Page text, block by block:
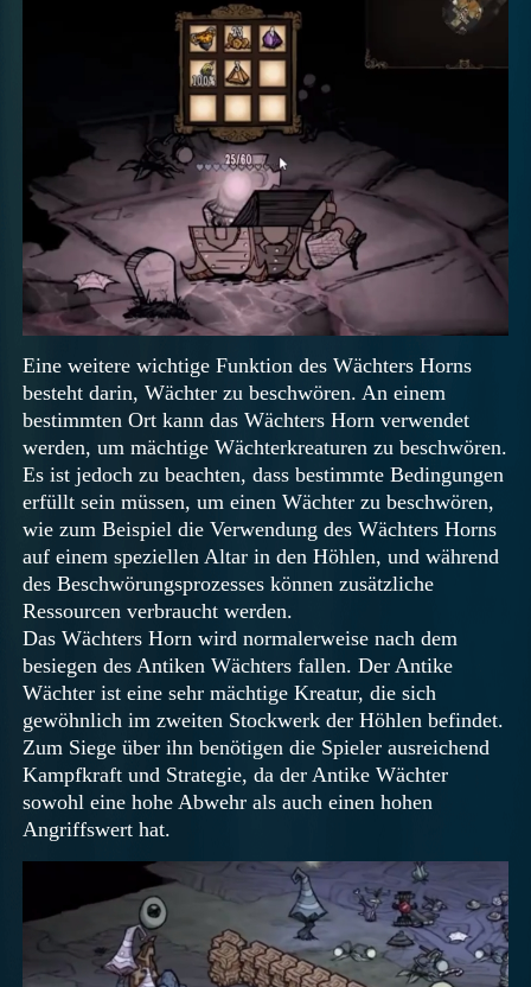
Eine weitere wichtige Funktion des Wächters Horns
besteht darin, Wächter zu beschwören. An einem
bestimmten Ort kann das Wächters Horn verwendet
werden, um mächtige Wächterkreaturen zu beschwören.
Es ist jedoch zu beachten, dass bestimmte Bedingungen
erfüllt sein müssen, um einen Wächter zu beschwören,
wie zum Beispiel die Verwendung des Wächters Horns
auf einem speziellen Altar in den Höhlen, und während
des Beschwörungsprozesses können zusätzliche
Ressourcen verbraucht werden.
Das Wächters Horn wird normalerweise nach dem
besiegen des Antiken Wächters fallen. Der Antike
Wächter ist eine sehr mächtige Kreatur, die sich
gewöhnlich im zweiten Stockwerk der Höhlen befindet.
Zum Siege über ihn benötigen die Spieler ausreichend
Kampfkraft und Strategie, da der Antike Wächter
sowohl eine hohe Abwehr als auch einen hohen
Angriffswert hat.